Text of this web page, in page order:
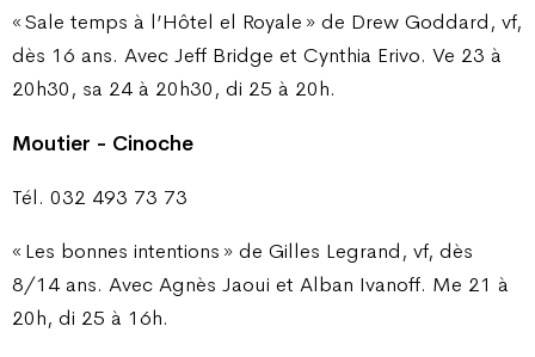
« Sale temps à l’Hôtel el Royale » de Drew Goddard, vf,
dès 16 ans. Avec Jeff Bridge et Cynthia Erivo. Ve 23 à
20h30, sa 24 à 20h30, di 25 à 20h.
Moutier - Cinoche
Tél. 032 493 73 73
« Les bonnes intentions » de Gilles Legrand, vf, dès
8/14 ans. Avec Agnès Jaoui et Alban Ivanoff. Me 21 à
20h, di 25 à 16h.